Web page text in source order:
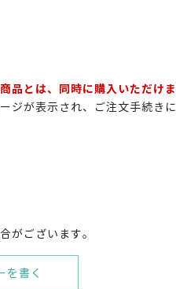
品とは、同時に購入いただけま
が表示され、ご注文手続き
がございます。
を書く